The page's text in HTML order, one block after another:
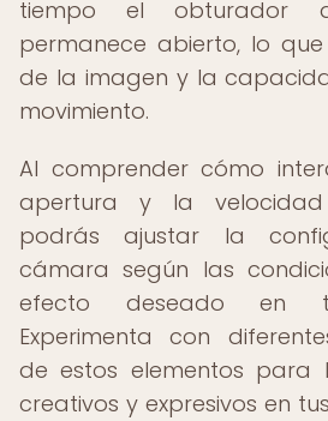
tiempo el obturador
permanece abierto, lo
de la imagen y la
movimiento.
Al comprender cómo
apertura y la
podrás ajustar la
cámara según las
efecto deseado en
Experimenta con
de estos elementos para
creativos y expresivos en